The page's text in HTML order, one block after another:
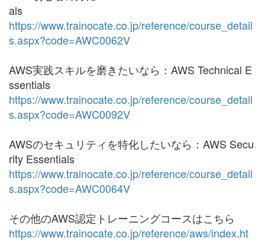
als
https://www.trainocate.co.jp/reference/course_detail
s.aspx?code=AWC0062V
AWS実践スキルを磨きたいなら：AWS Technical E
ssentials
https://www.trainocate.co.jp/reference/course_detail
s.aspx?code=AWC0092V
AWSのセキュリティを特化したいなら：AWS Secu
rity Essentials
https://www.trainocate.co.jp/reference/course_detail
s.aspx?code=AWC0064V
その他のAWS認定トレーニングコースはこちら
https://www.trainocate.co.jp/reference/aws/index.ht